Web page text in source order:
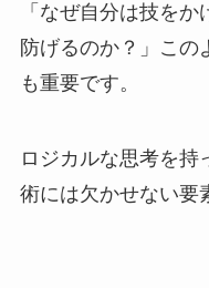
「なぜ自分は技を
防げるのか？」この
も重要です。
ロジカルな思考を持
術には欠かせない要